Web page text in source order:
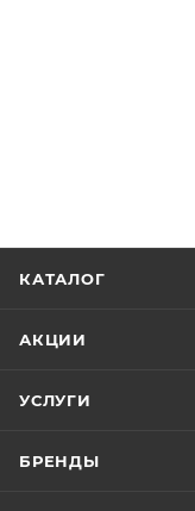
КАТАЛОГ
АКЦИИ
УСЛУГИ
БРЕНДЫ